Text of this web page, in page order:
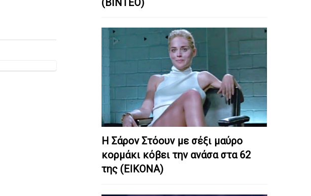
(ΒΙΝΤΕΟ)
Η Σάρον Στόουν με σέξι μαύρο
κορμάκι κόβει την ανάσα στα 62
της (ΕΙΚΟΝΑ)